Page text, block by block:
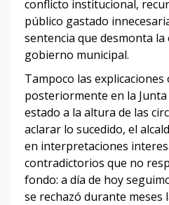
conflicto institucional,
público gastado
sentencia que desmonta
gobierno municipal.
Tampoco las explicaciones
posteriormente en la
estado a la altura de las
aclarar lo sucedido, el
en interpretaciones
contradictorios que no
fondo: a día de hoy
se rechazó durante meses